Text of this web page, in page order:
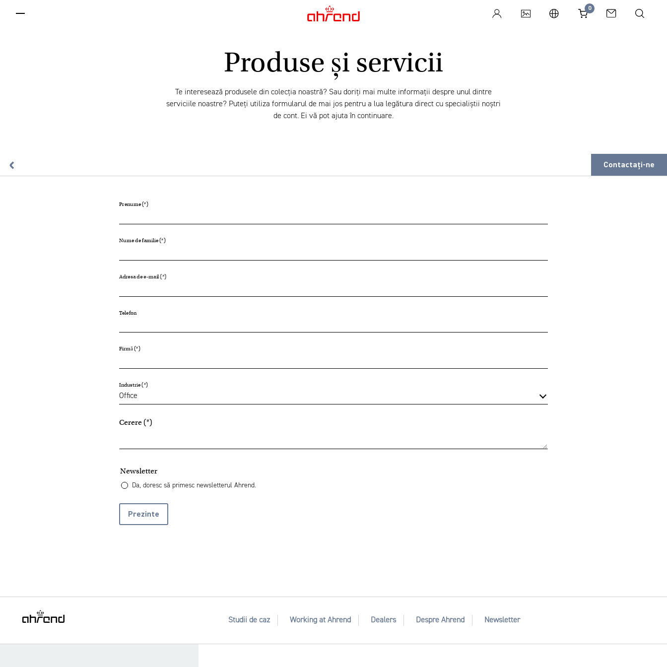
0
Produse și servicii
Te interesează produsele din colecția noastră? Sau doriți mai multe informații despre unul dintre
serviciile noastre? Puteți utiliza formularul de mai jos pentru a lua legătura direct cu specialiștii noștri
de cont. Ei vă pot ajuta în continuare.
Contactaţi-ne
Prenume
Nume de familie
Adresa de e-mail
Telefon
Firmă
Industrie
Cerere
Newsletter
Da, doresc să primesc newsletterul Ahrend.
Prezinte
Studii de caz Working at Ahrend Dealers Despre Ahrend Newsletter